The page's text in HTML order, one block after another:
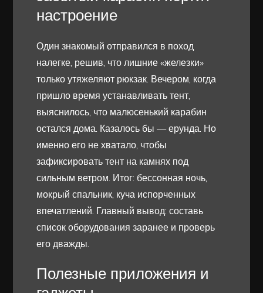
настроение
Один знакомый отправился в поход
налегке, решив, что лишние «железки»
только утяжеляют рюкзак. Вечером, когда
пришло время устанавливать тент,
выяснилось, что малюсенький карабин
остался дома. Казалось бы — ерунда. Но
именно его не хватало, чтобы
зафиксировать тент на камнях под
сильным ветром. Итог: бессонная ночь,
мокрый спальник, куча испорченных
впечатлений. Главный вывод: составь
список оборудования заранее и проверь
его дважды.
Полезные приложения и